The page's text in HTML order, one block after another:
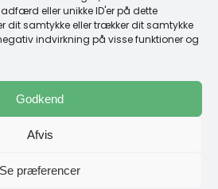
eller unikke ID'er på dette
dit samtykke eller trækker dit samtykke
indvirkning på visse funktioner og
Godkend
Afvis
Se præferencer